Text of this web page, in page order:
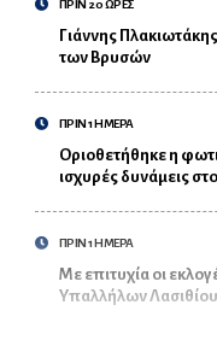
ΠΡΙΝ 20 ΩΡΕΣ
Γιάννης
των Βρυσών
ΠΡΙΝ 1 ΗΜΕΡΑ
Οριοθετήθηκε η
ισχυρές δυνάμεις
ΠΡΙΝ 1 ΗΜΕΡΑ
Με επιτυχία οι
Υπαλλήλων Λασιθίου